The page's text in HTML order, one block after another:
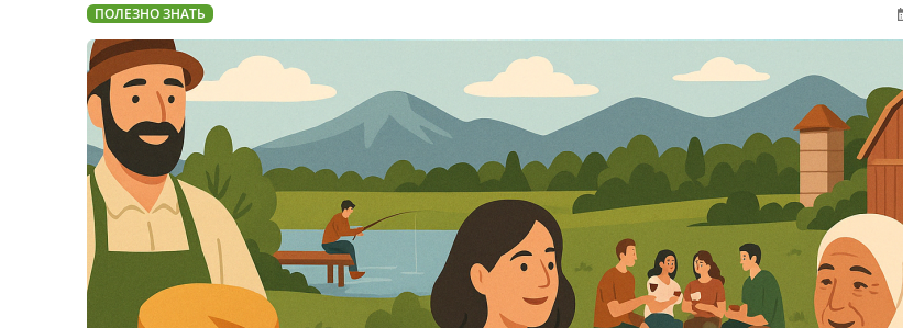
ПОЛЕЗНО ЗНАТЬ